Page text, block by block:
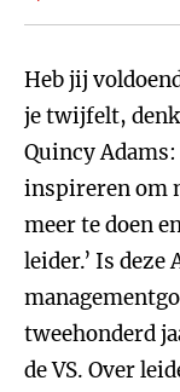
Heb jij
je twijfelt, denk
Quincy
inspireren om
meer te doen
leider.’ Is deze
tweehonderd
de VS. Over